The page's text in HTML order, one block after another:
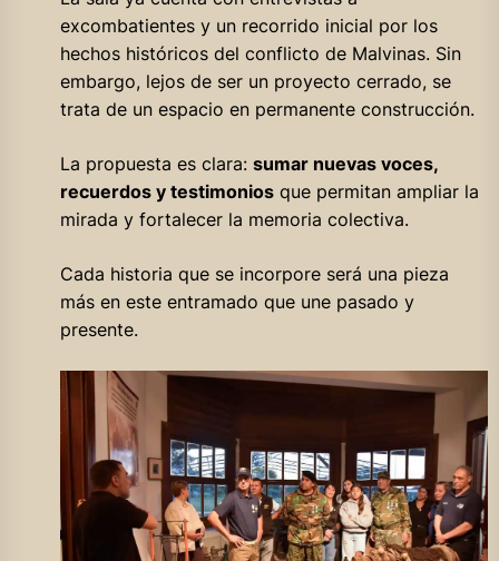
excombatientes y un recorrido inicial por los
hechos históricos del conflicto de Malvinas. Sin
embargo, lejos de ser un proyecto cerrado, se
trata de un espacio en permanente construcción.
La propuesta es clara: sumar nuevas voces,
recuerdos y testimoniosque permitan ampliar la
mirada y fortalecer la memoria colectiva.
Cada historia que se incorpore será una pieza
más en este entramado que une pasado y
presente.